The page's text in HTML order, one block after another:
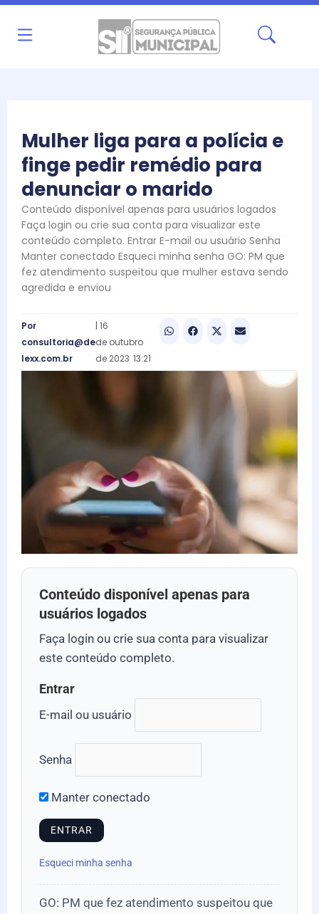
Ir
Mulher liga para a polícia e
finge pedir remédio para
denunciar o marido
Conteúdo disponível apenas para usuários logados
Faça login ou crie sua conta para visualizar este
conteúdo completo. Entrar E-mail ou usuário Senha
Manter conectado Esqueci minha senha GO: PM que
fez atendimento suspeitou que mulher estava sendo
agredida e enviou
Por
consultoria@de
lexx.com.br
| 16
de outubro
de 2023 13:21
Conteúdo disponível apenas para
usuários logados
Faça login ou crie sua conta para visualizar
este conteúdo completo.
Entrar
E-mail ou usuário
Senha
Manter conectado
Esqueci minha senha
GO: PM que fez atendimento suspeitou que